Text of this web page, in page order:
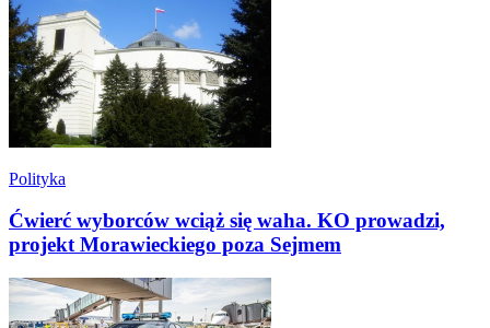
Polityka
Ćwierć wyborców wciąż się waha. KO prowadzi,
projekt Morawieckiego poza Sejmem